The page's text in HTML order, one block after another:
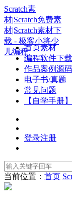
Scratch素
材|Scratch免费素
材|Scratch素材下
载 - 极客小将少
儿编程首页素材
编程软件下载
作品案例源码
电子书/真题
常见问题
【自学手册】
登录注册
当前位置： 首页